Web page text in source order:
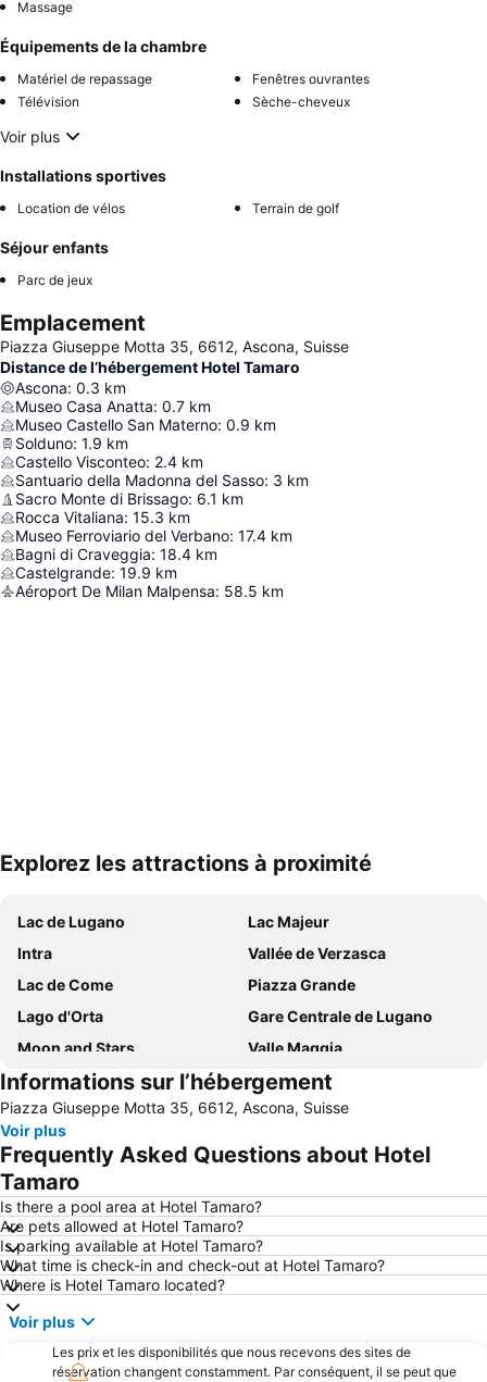
Massage
Équipements de la chambre
Matériel de repassage
Fenêtres ouvrantes
Télévision
Sèche-cheveux
Voir plus
Installations sportives
Location de vélos Terrain de golf
Séjour enfants
Parc de jeux
Emplacement
Piazza Giuseppe Motta 35, 6612, Ascona, Suisse
Distance de l’hébergement Hotel Tamaro
Ascona: 0.3 km
Museo Casa Anatta: 0.7 km
Museo Castello San Materno: 0.9 km
Solduno: 1.9 km
Castello Visconteo: 2.4 km
Santuario della Madonna del Sasso: 3 km
Sacro Monte di Brissago: 6.1 km
Rocca Vitaliana: 15.3 km
Museo Ferroviario del Verbano: 17.4 km
Bagni di Craveggia: 18.4 km
Castelgrande: 19.9 km
Aéroport De Milan Malpensa: 58.5 km
Explorez les attractions à proximité
Lac de Lugano
Lac Majeur
Intra
Vallée de Verzasca
Lac de Come
Piazza Grande
Lago d'Orta
Gare Centrale de Lugano
Moon and Stars
Valle Maggia
Station Locarno
Passo del San Bernardino
FoxTown Mendrisio
Gandria
Grande Lido Ascona
Swissminiatur
Vallée d'Onsernone
Centovalli
Castagnola
Casinò di Campione
Lido de Lugano
San Domenico Ski
Pass San Gottardo
Locarno Film Festival
Iles de Brissago
Cannero Riviera Lido
Lago di Varese
Brè
Informations sur l’hébergement
Piazza Giuseppe Motta 35, 6612, Ascona, Suisse
Voir plus
Frequently Asked Questions about Hotel
Tamaro
Is there a pool area at Hotel Tamaro?
Are pets allowed at Hotel Tamaro?
Is parking available at Hotel Tamaro?
What time is check-in and check-out at Hotel Tamaro?
Where is Hotel Tamaro located?
Voir plus
Les prix et les disponibilités que nous recevons des sites de
réservation changent constamment. Par conséquent, il se peut que